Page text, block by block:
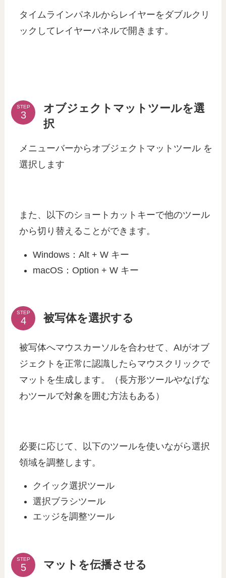
タイムラインパネルからレイヤーをダブルクリ
ックしてレイヤーパネルで開きます。
STEP
オブジェクトマットツールを選
択
メニューバーからオブジェクトマットツール を
選択します
また、以下のショートカットキーで他のツール
から切り替えることができます。
Windows：Alt + W キー
macOS：Option + W キー
STEP 被写体を選択する
被写体へマウスカーソルを合わせて、AIがオブ
ジェクトを正常に認識したらマウスクリックで
マットを生成します。（長方形ツールやなげな
わツールで対象を囲む方法もある）
必要に応じて、以下のツールを使いながら選択
領域を調整します。
クイック選択ツール
選択ブラシツール
エッジを調整ツール
STEP マットを伝播させる